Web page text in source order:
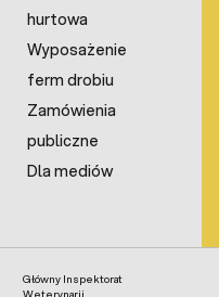
zalecana jest jedna
lęgowej. Jednak
zachować czystość
hurtowa
Wyposażenie
ferm drobiu
Zamówienia
publiczne
Dla mediów
Główny Inspektorat
Weterynarii